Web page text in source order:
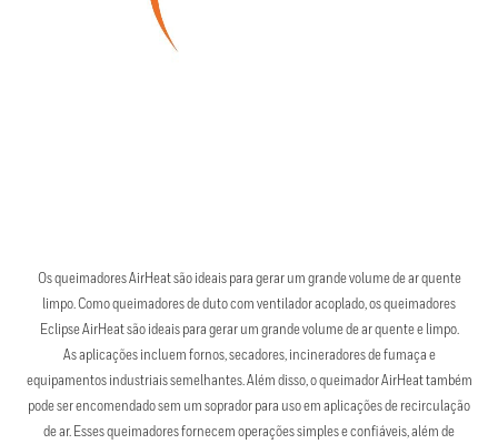
Os queimadores AirHeat são ideais para gerar um grande volume de ar quente
limpo. Como queimadores de duto com ventilador acoplado, os queimadores
Eclipse AirHeat são ideais para gerar um grande volume de ar quente e limpo.
As aplicações incluem fornos, secadores, incineradores de fumaça e
equipamentos industriais semelhantes. Além disso, o queimador AirHeat também
pode ser encomendado sem um soprador para uso em aplicações de recirculação
de ar. Esses queimadores fornecem operações simples e confiáveis, além de